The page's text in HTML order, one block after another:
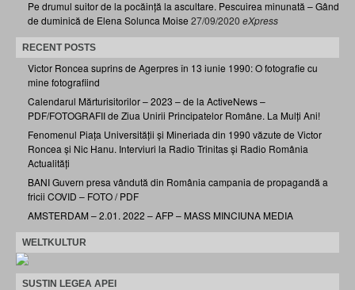
Pe drumul suitor de la pocăință la ascultare. Pescuirea minunată – Gând
de duminică de Elena Solunca Moise 27/09/2020 eXpress
RECENT POSTS
Victor Roncea suprins de Agerpres în 13 iunie 1990: O fotografie cu
mine fotografiind
Calendarul Mărturisitorilor – 2023 – de la ActiveNews –
PDF/FOTOGRAFII de Ziua Unirii Principatelor Române. La Mulți Ani!
Fenomenul Piața Universității și Mineriada din 1990 văzute de Victor
Roncea și Nic Hanu. Interviuri la Radio Trinitas și Radio România
Actualități
BANI Guvern presa vândută din România campania de propagandă a
fricii COVID – FOTO / PDF
AMSTERDAM – 2.01. 2022 – AFP – MASS MINCIUNA MEDIA
WELTKULTUR
SUSTIN LEGEA APEI